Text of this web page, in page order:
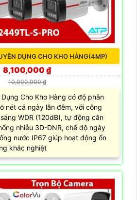
DỤNG CHO KHO HÀNG(4MP)
8,100,000 ₫
10,000,000 ₫
Cho Kho Hàng có độ phân
nét cả ngày lẫn đêm, với công
WDR (120dB), tự động cân
nhiễu 3D-DNR, chế độ ngày
nước IP67 giúp hoạt động ổn
khắc nghiệt